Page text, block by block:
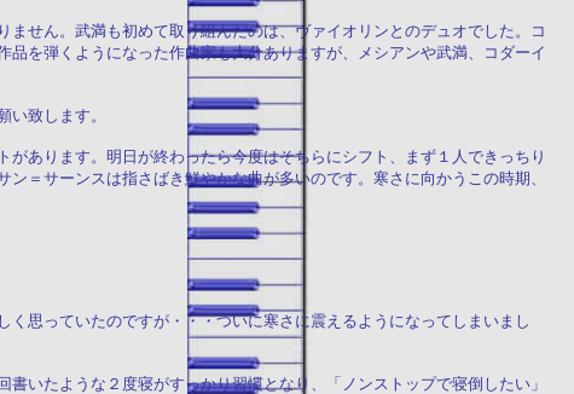
せん。武満も初めて取り組んだのは、ヴァイオリンとのデュオでした。コ
を弾くようになった作曲家も大分ありますが、メシアンや武満、コダーイ
致します。
あります。明日が終わったら今度はそちらにシフト、まず１人できっちり
＝サーンスは指さばき鮮やかな曲が多いのです。寒さに向かうこの時期、
思っていたのですが・・・ついに寒さに震えるようになってしまいまし
いたような２度寝がすっかり習慣となり、「ノンストップで寝倒したい」